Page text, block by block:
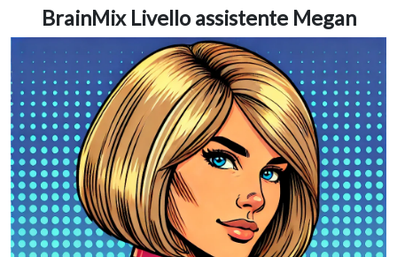
BrainMix Livello assistente Megan